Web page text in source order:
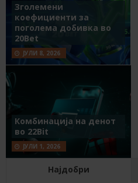
Зголемени
коефициенти за
поголема добивка во
20Bet
ЈУЛИ 8, 2026
Комбинација на денот
во 22Bit
ЈУЛИ 1, 2026
Најдобри